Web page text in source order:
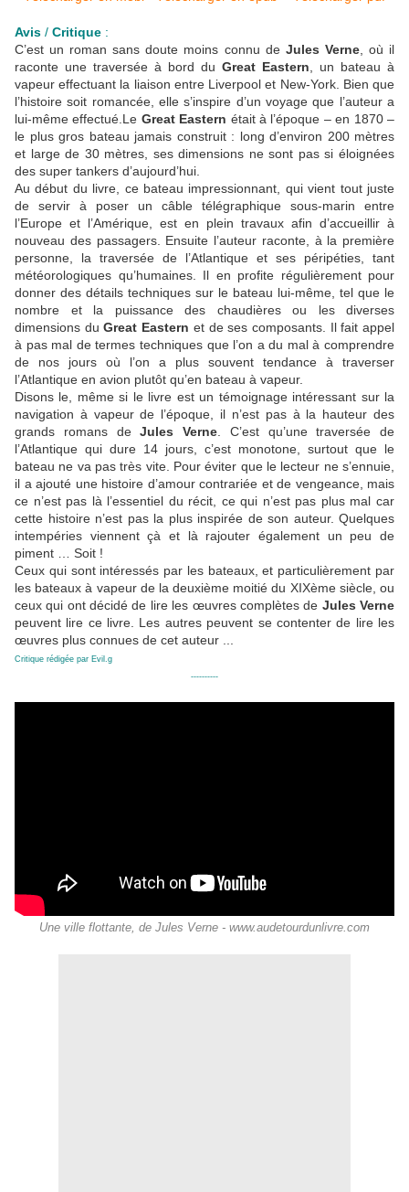
Avis / Critique :
C’est un roman sans doute moins connu de Jules Verne, où il
raconte une traversée à bord du Great Eastern , un bateau à
vapeur effectuant la liaison entre Liverpool et New-York. Bien que
l’histoire soit romancée, elle s’inspire d’un voyage que l’auteur a
lui-même effectué.Le Great Eastern était à l’époque – en 1870 –
le plus gros bateau jamais construit : long d’environ 200 mètres
et large de 30 mètres, ses dimensions ne sont pas si éloignées
des super tankers d’aujourd’hui.
Au début du livre, ce bateau impressionnant, qui vient tout juste
de servir à poser un câble télégraphique sous-marin entre
l’Europe et l’Amérique, est en plein travaux afin d’accueillir à
nouveau des passagers. Ensuite l’auteur raconte, à la première
personne, la traversée de l’Atlantique et ses péripéties, tant
météorologiques qu’humaines. Il en profite régulièrement pour
donner des détails techniques sur le bateau lui-même, tel que le
nombre et la puissance des chaudières ou les diverses
dimensions duGreat Eastern et de ses composants. Il fait appel
à pas mal de termes techniques que l’on a du mal à comprendre
de nos jours où l’on a plus souvent tendance à traverser
l’Atlantique en avion plutôt qu’en bateau à vapeur.
Disons le, même si le livre est un témoignage intéressant sur la
navigation à vapeur de l’époque, il n’est pas à la hauteur des
grands romans deJules Verne . C’est qu’une traversée de
l’Atlantique qui dure 14 jours, c’est monotone, surtout que le
bateau ne va pas très vite. Pour éviter que le lecteur ne s’ennuie,
il a ajouté une histoire d’amour contrariée et de vengeance, mais
ce n’est pas là l’essentiel du récit, ce qui n’est pas plus mal car
cette histoire n’est pas la plus inspirée de son auteur. Quelques
intempéries viennent çà et là rajouter également un peu de
piment … Soit !
Ceux qui sont intéressés par les bateaux, et particulièrement par
les bateaux à vapeur de la deuxième moitié du XIXème siècle, ou
ceux qui ont décidé de lire les œuvres complètes de Jules Verne
peuvent lire ce livre. Les autres peuvent se contenter de lire les
œuvres plus connues de cet auteur ...
Critique rédigée par Evil.g
----------
Une ville flottante, de Jules Verne - www.audetourdunlivre.com